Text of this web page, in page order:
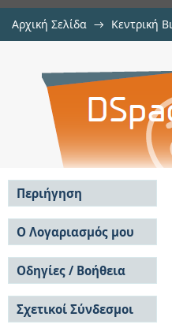
Αρχική Σελίδα → Κεντρική
Implications of
Περιήγηση
Σε όλο το DSpace
Κοινότητες & Συλλογές
Ανά Ημερομηνία
Έκδοσης
Συγγραφείς
Τίτλοι
Ο Λογαριασμός μου
Σύνδεση
Εγγραφή
Οδηγίες / Βοήθεια
Οδηγίες Υποβολής
Οδηγίες Χρήσης ΙΑ
Σχετικοί Σύνδεσμοι